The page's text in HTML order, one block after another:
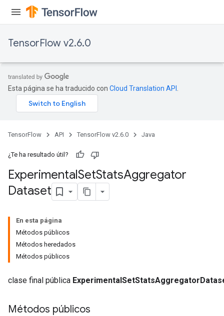
TensorFlow v2.6.0
Esta página se ha traducido con Cloud Translation API
TensorFlow API TensorFlow v2.6.0 Java
¿Te ha resultado útil?
ExperimentalSetStatsAggregator
Dataset
En esta página
Métodos públicos
Métodos heredados
Métodos públicos
clase final pública
Métodos públicos